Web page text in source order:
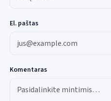
El. paštas
Komentaras